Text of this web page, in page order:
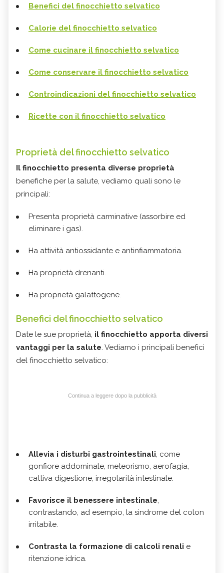
Benefici del finocchietto selvatico
Calorie del finocchietto selvatico
Come cucinare il finocchietto selvatico
Come conservare il finocchietto selvatico
Controindicazioni del finocchietto selvatico
Ricette con il finocchietto selvatico
Proprietà del finocchietto selvatico
Il finocchietto presenta diverse proprietà
benefiche per la salute, vediamo quali sono le
principali:
Presenta proprietà carminative (assorbire ed
eliminare i gas).
Ha attività antiossidante e antinfiammatoria.
Ha proprietà drenanti.
Ha proprietà galattogene.
Benefici del finocchietto selvatico
Date le sue proprietà, il finocchietto apporta diversi
vantaggi per la salute. Vediamo i principali benefici
del finocchietto selvatico:
Continua a leggere dopo la pubblicità
Allevia i disturbi gastrointestinali, come
gonfiore addominale, meteorismo, aerofagia,
cattiva digestione, irregolarità intestinale.
Favorisce il benessere intestinale,
contrastando, ad esempio, la sindrome del colon
irritabile.
Contrasta la formazione di calcoli renali e
ritenzione idrica.